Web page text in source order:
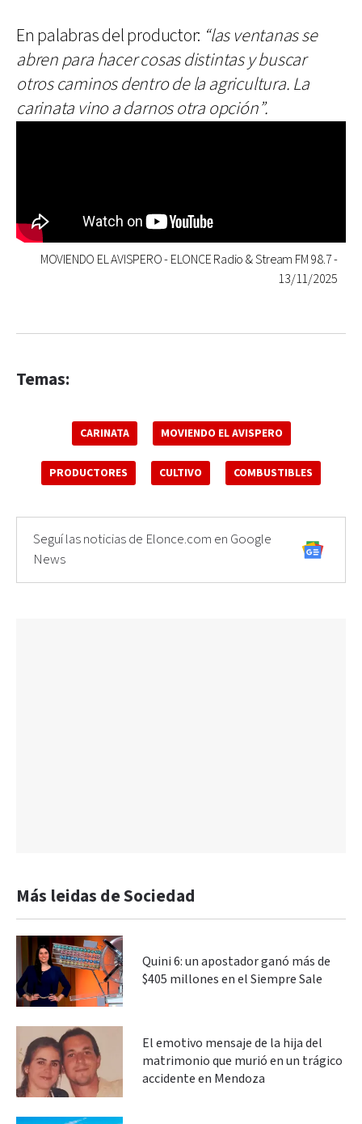
En palabras del productor: “las ventanas se
abren para hacer cosas distintas y buscar
otros caminos dentro de la agricultura. La
carinata vino a darnos otra opción”.
MOVIENDO EL AVISPERO - ELONCE Radio & Stream FM 98.7 -
13/11/2025
Temas:
CARINATA MOVIENDO EL AVISPERO
PRODUCTORES CULTIVO COMBUSTIBLES
Seguí las noticias de Elonce.com en Google
News
Más leidas de Sociedad
Quini 6: un apostador ganó más de
$405 millones en el Siempre Sale
El emotivo mensaje de la hija del
matrimonio que murió en un trágico
accidente en Mendoza